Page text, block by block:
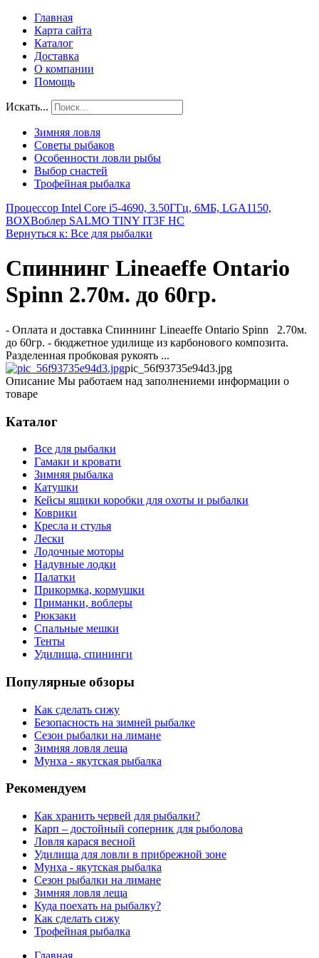
Главная
Карта сайта
Каталог
Доставка
О компании
Помощь
Искать...
Зимняя ловля
Советы рыбаков
Особенности ловли рыбы
Выбор снастей
Трофейная рыбалка
Процессор Intel Core i5-4690, 3.50ГГц, 6МБ, LGA1150,
BOXВоблер SALMO TINY IT3F HC
Вернуться к: Все для рыбалки
Спиннинг Lineaeffe Ontario
Spinn 2.70м. до 60гр.
- Оплата и доставка Спиннинг Lineaeffe Ontario Spinn 2.70м.
до 60гр. - бюджетное удилище из карбонового композита.
Разделенная пробковая рукоять ...
pic_56f93735e94d3.jpg
Описание Мы работаем над заполнениеми информации о
товаре
Каталог
Все для рыбалки
Гамаки и кровати
Зимняя рыбалка
Катушки
Кейсы ящики коробки для охоты и рыбалки
Коврики
Кресла и стулья
Лески
Лодочные моторы
Надувные лодки
Палатки
Прикормка, кормушки
Приманки, воблеры
Рюкзаки
Спальные мешки
Тенты
Удилища, спининги
Популярные обзоры
Как сделать сижу
Безопасность на зимней рыбалке
Сезон рыбалки на лимане
Зимняя ловля леща
Мунха - якутская рыбалка
Рекомендуем
Как хранить червей для рыбалки?
Карп – достойный соперник для рыболова
Ловля карася весной
Удилища для ловли в прибрежной зоне
Мунха - якутская рыбалка
Сезон рыбалки на лимане
Зимняя ловля леща
Куда поехать на рыбалку?
Как сделать сижу
Трофейная рыбалка